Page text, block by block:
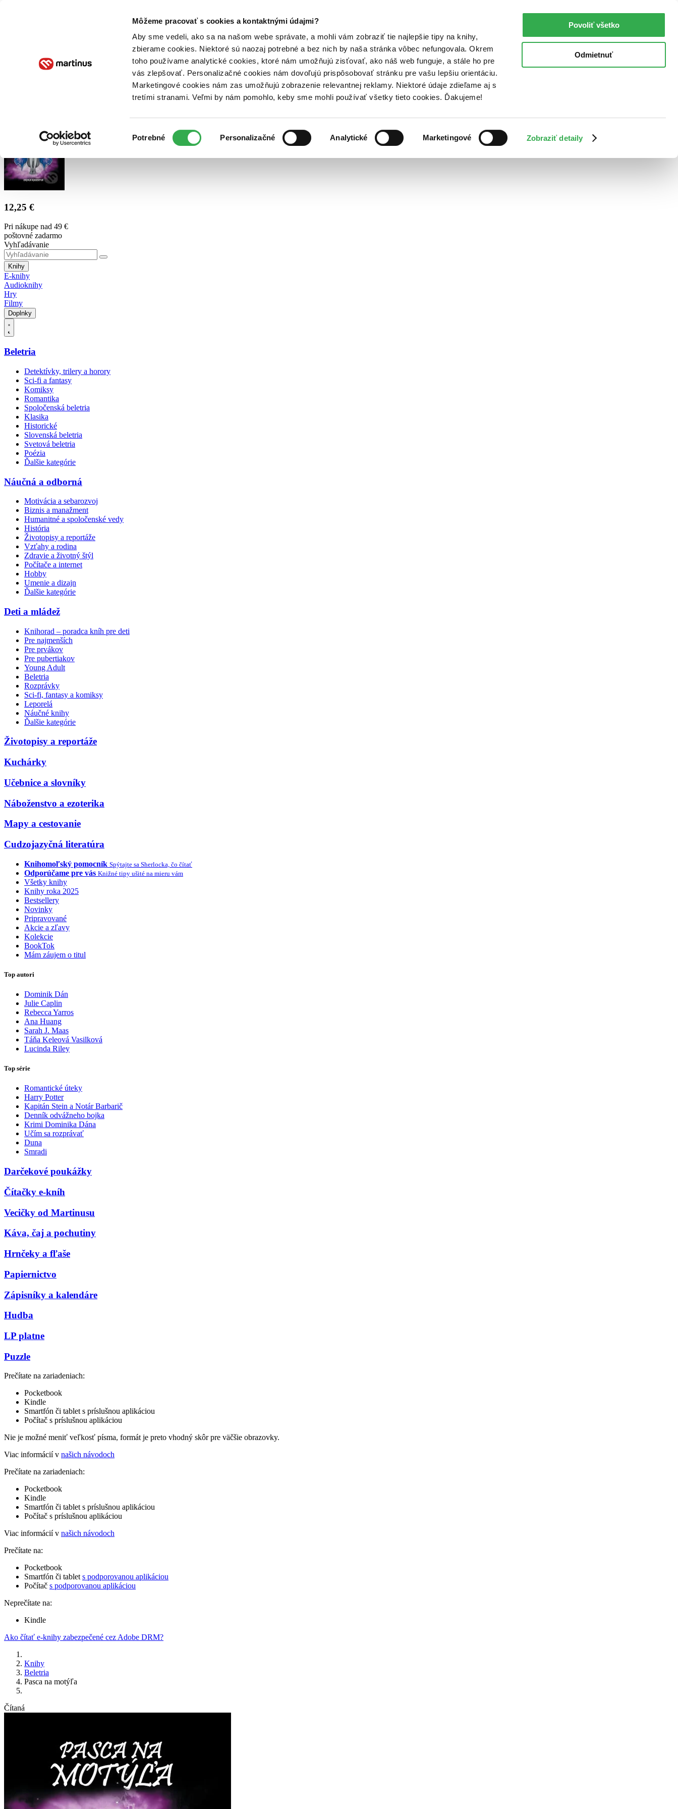
Môžeme pracovať s cookies a kontaktnými údajmi?
Aby sme vedeli, ako sa na našom webe správate, a mohli vám zobraziť tie najlepšie tipy na knihy,
zbierame cookies. Niektoré sú naozaj potrebné a bez nich by naša stránka vôbec nefungovala. Okrem
toho používame analytické cookies, ktoré nám umožňujú zisťovať, ako náš web funguje, a stále ho pre
vás zlepšovať. Personalizačné cookies nám dovoľujú prispôsobovať stránku pre vašu lepšiu orientáciu.
Marketingové cookies nám zas umožňujú zobrazenie relevantnej reklamy. Niektoré údaje zdieľame aj s
tretími stranami. Veľmi by nám pomohlo, keby sme mohli používať všetky tieto cookies. Ďakujeme!
súhlasu
Potrebné Personalizačné Analytické Marketingové Zobraziť detaily
Povoliť všetko
Odmietnuť
Poukážky Kontakt
12,25 €
Pri nákupe nad 49 €
poštovné zadarmo
Vyhľadávanie
Knihy
E-knihy
Audioknihy
Hry
Filmy
Doplnky
Beletria
Detektívky, trilery a horory
Sci-fi a fantasy
Komiksy
Romantika
Spoločenská beletria
Klasika
Historické
Slovenská beletria
Svetová beletria
Poézia
Ďalšie kategórie
Náučná a odborná
Motivácia a sebarozvoj
Biznis a manažment
Humanitné a spoločenské vedy
História
Životopisy a reportáže
Vzťahy a rodina
Zdravie a životný štýl
Počítače a internet
Hobby
Umenie a dizajn
Ďalšie kategórie
Deti a mládež
Knihorad – poradca kníh pre deti
Pre najmenších
Pre prvákov
Pre pubertiakov
Young Adult
Beletria
Rozprávky
Sci-fi, fantasy a komiksy
Leporelá
Náučné knihy
Ďalšie kategórie
Životopisy a reportáže
Kuchárky
Učebnice a slovníky
Náboženstvo a ezoterika
Mapy a cestovanie
Cudzojazyčná literatúra
Knihomoľský pomocník Spýtajte sa Sherlocka, čo čítať
Odporúčame pre vás Knižné tipy ušité na mieru vám
Všetky knihy
Knihy roka 2025
Bestsellery
Novinky
Pripravované
Akcie a zľavy
Kolekcie
BookTok
Mám záujem o titul
Top autori
Dominik Dán
Julie Caplin
Rebecca Yarros
Ana Huang
Sarah J. Maas
Táňa Keleová Vasilková
Lucinda Riley
Top série
Romantické úteky
Harry Potter
Kapitán Stein a Notár Barbarič
Denník odvážneho bojka
Krimi Dominika Dána
Učím sa rozprávať
Duna
Smradi
Darčekové poukážky
Čítačky e-kníh
Vecičky od Martinusu
Káva, čaj a pochutiny
Hrnčeky a fľaše
Papiernictvo
Zápisníky a kalendáre
Hudba
LP platne
Puzzle
Prečítate na zariadeniach:
Pocketbook
Kindle
Smartfón či tablet s príslušnou aplikáciou
Počítač s príslušnou aplikáciou
Nie je možné meniť veľkosť písma, formát je preto vhodný skôr pre väčšie obrazovky.
Viac informácií v našich návodoch
Prečítate na zariadeniach:
Pocketbook
Kindle
Smartfón či tablet s príslušnou aplikáciou
Počítač s príslušnou aplikáciou
Viac informácií v našich návodoch
Prečítate na:
Pocketbook
Smartfón či tablet s podporovanou aplikáciou
Počítač s podporovanou aplikáciou
Neprečítate na:
Kindle
Ako čítať e-knihy zabezpečené cez Adobe DRM?
Knihy
Beletria
Pasca na motýľa
Čítaná